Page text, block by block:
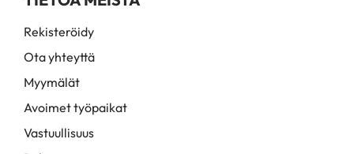
Rekisteröidy
Ota yhteyttä
Myymälät
Avoimet työpaikat
Vastuullisuus